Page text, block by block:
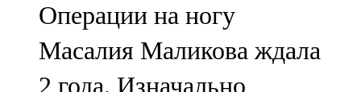
Түбән Кама
102,6 FM
Операции на ногу
Масалия Маликова ждала
2 года. Изначально